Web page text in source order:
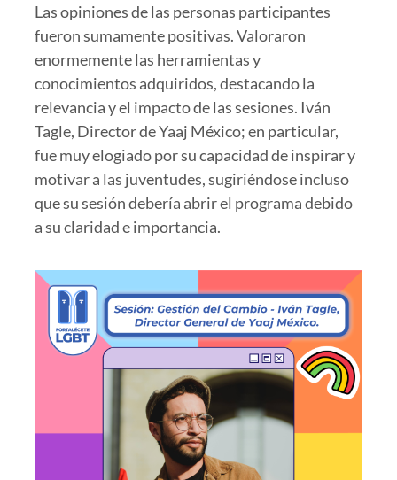
Las opiniones de las personas participantes
fueron sumamente positivas. Valoraron
enormemente las herramientas y
conocimientos adquiridos, destacando la
relevancia y el impacto de las sesiones. Iván
Tagle, Director de Yaaj México; en particular,
fue muy elogiado por su capacidad de inspirar y
motivar a las juventudes, sugiriéndose incluso
que su sesión debería abrir el programa debido
a su claridad e importancia.